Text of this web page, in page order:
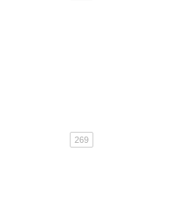
269